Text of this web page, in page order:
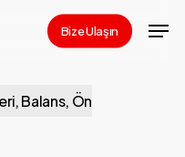
Bize Ulaşın
Balans, Ön